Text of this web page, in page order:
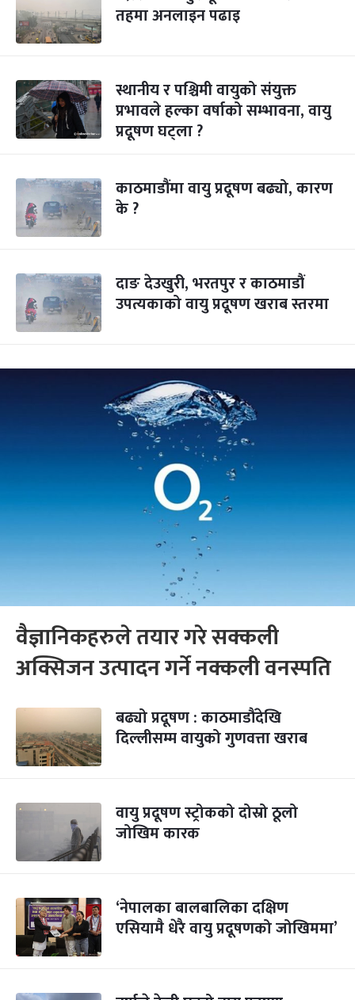
तहमा अनलाइन पढाइ
स्थानीय र पश्चिमी वायुको संयुक्त
प्रभावले हल्का वर्षाको सम्भावना, वायु
प्रदूषण घट्ला ?
काठमाडौंमा वायु प्रदूषण बढ्यो, कारण
के ?
दाङ देउखुरी, भरतपुर र काठमाडौं
उपत्यकाको वायु प्रदूषण खराब स्तरमा
वैज्ञानिकहरुले तयार गरे सक्कली
अक्सिजन उत्पादन गर्ने नक्कली वनस्पति
बढ्यो प्रदूषण : काठमाडौंदेखि
दिल्लीसम्म वायुको गुणवत्ता खराब
वायु प्रदूषण स्ट्रोकको दोस्रो ठूलो
जोखिम कारक
‘नेपालका बालबालिका दक्षिण
एसियामै धेरै वायु प्रदूषणको जोखिममा’